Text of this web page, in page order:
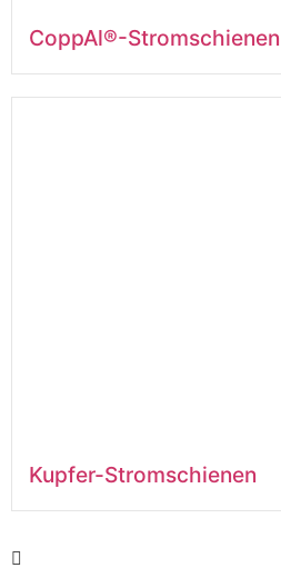
CoppAl®-Stromschienen
Kupfer-Stromschienen